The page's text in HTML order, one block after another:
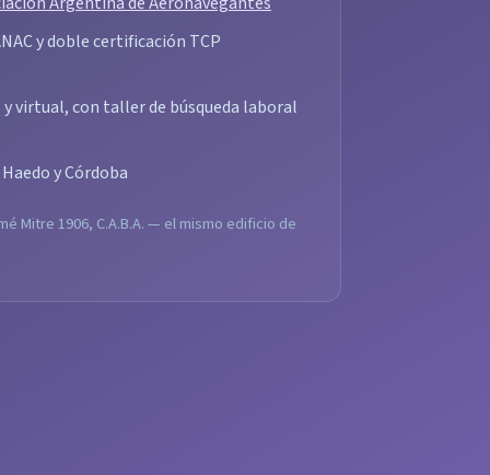
y doble certificación TCP
virtual, con taller de búsqueda laboral
y Córdoba
Mitre 1906, C.A.B.A. — el mismo edificio de